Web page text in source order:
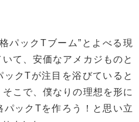
パックTブーム”とよべる現
て、安価なアメカジものと
クTが注目を浴びていると
こで、僕なりの理想を形に
パックTを作ろう！と思い立